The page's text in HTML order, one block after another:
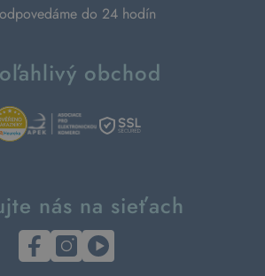
odpovedáme do 24 hodín
obchod
nás na sieťach